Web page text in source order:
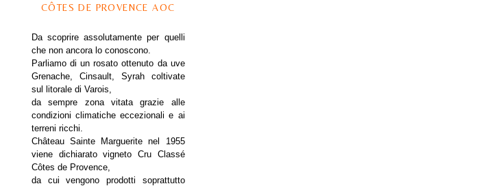
CÔTES DE PROVENCE AOC
Da scoprire assolutamente per quelli
che non ancora lo conoscono.
Parliamo di un rosato ottenuto da uve
Grenache, Cinsault, Syrah coltivate
sul litorale di Varois,
da sempre zona vitata grazie alle
condizioni climatiche eccezionali e ai
terreni ricchi.
Château Sainte Marguerite nel 1955
viene dichiarato vigneto Cru Classé
Côtes de Provence,
da cui vengono prodotti soprattutto